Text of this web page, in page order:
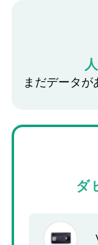
まだデータが
ダ